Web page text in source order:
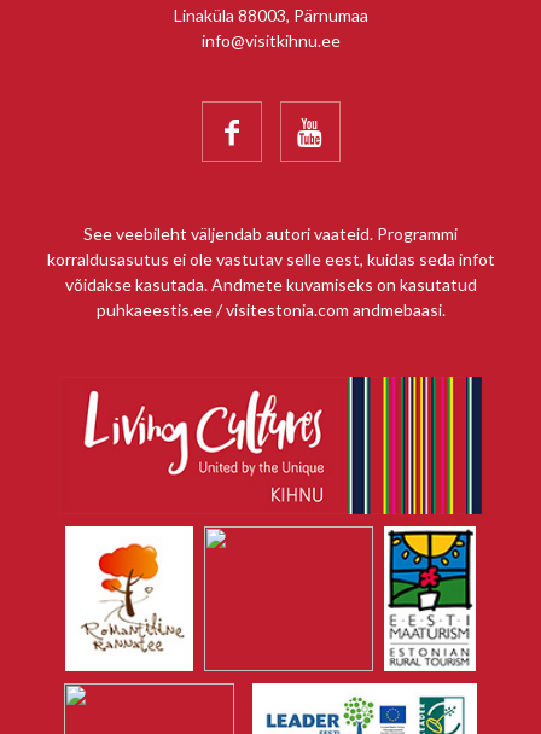
Linaküla 88003, Pärnumaa
info@visitkihnu.ee
 
See veebileht väljendab autori vaateid. Programmi
korraldusasutus ei ole vastutav selle eest, kuidas seda infot
võidakse kasutada. Andmete kuvamiseks on kasutatud
puhkaeestis.ee / visitestonia.com andmebaasi.